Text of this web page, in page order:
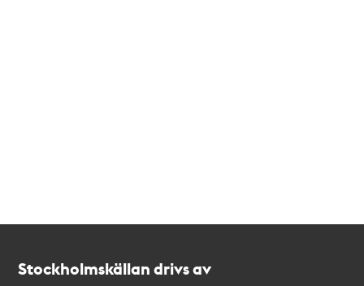
Stockholmskällan drivs av